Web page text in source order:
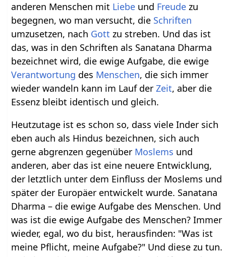
anderen Menschen mit Liebe und Freude zu
begegnen, wo man versucht, die Schriften
umzusetzen, nach Gott zu streben. Und das ist
das, was in den Schriften als Sanatana Dharma
bezeichnet wird, die ewige Aufgabe, die ewige
Verantwortung des Menschen, die sich immer
wieder wandeln kann im Lauf derZeit, aber die
Essenz bleibt identisch und gleich.
Heutzutage ist es schon so, dass viele Inder sich
eben auch als Hindus bezeichnen, sich auch
gerne abgrenzen gegenüber Moslems und
anderen, aber das ist eine neuere Entwicklung,
der letztlich unter dem Einfluss der Moslems und
später der Europäer entwickelt wurde. Sanatana
Dharma – die ewige Aufgabe des Menschen. Und
was ist die ewige Aufgabe des Menschen? Immer
wieder, egal, wo du bist, herausfinden: "Was ist
meine Pflicht, meine Aufgabe?" Und diese zu tun.